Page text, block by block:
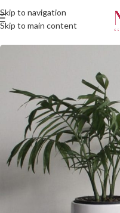
Skip to navigation
Skip to main content